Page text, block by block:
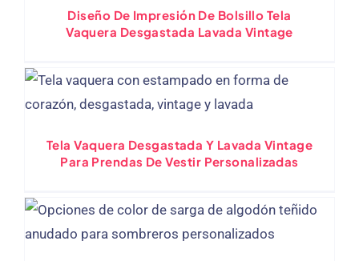
Diseño De Impresión De Bolsillo Tela
Vaquera Desgastada Lavada Vintage
Tela Vaquera Desgastada Y Lavada Vintage
Para Prendas De Vestir Personalizadas